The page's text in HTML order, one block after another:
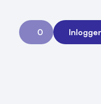
0
Aanvraag 0